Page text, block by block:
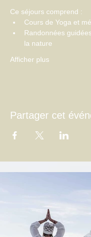
Ce séjours comprend :
Cours de Yoga et
Randonnées
la nature
Afficher plus
Partager cet